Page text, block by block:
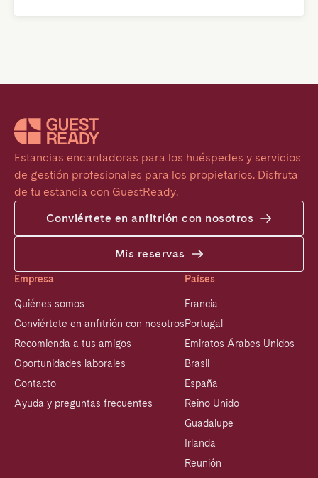
Estancias encantadoras para los huéspedes y servicios
de gestión profesionales para los propietarios. Disfruta
de tu estancia con GuestReady.
Conviértete en anfitrión con nosotros
Mis reservas
Empresa
Quiénes somos
Conviértete en anfitrión con nosotros
Recomienda a tus amigos
Oportunidades laborales
Contacto
Ayuda y preguntas frecuentes
Países
Francia
Portugal
Emiratos Árabes Unidos
Brasil
España
Reino Unido
Guadalupe
Irlanda
Reunión